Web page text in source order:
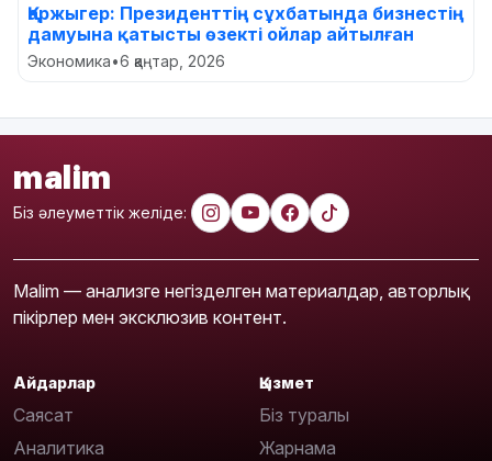
Қаржыгер: Президенттің сұхбатында бизнестің
дамуына қатысты өзекті ойлар айтылған
Экономика•6 қаңтар, 2026
malim
Біз әлеуметтік желіде:
Malim — анализге негізделген материалдар, авторлық
пікірлер мен эксклюзив контент.
Айдарлар
Саясат
Аналитика
Қызмет
Біз туралы
Жарнама